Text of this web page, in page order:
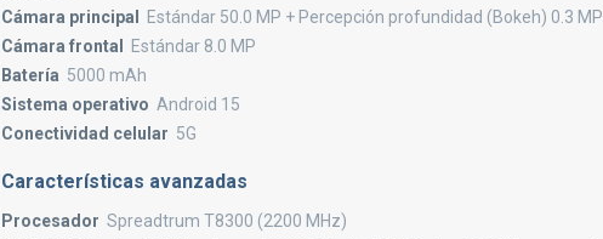
Cámara principal
Estándar 50.0 MP + Percepción profundidad (Bokeh) 0.3 MP
Cámara frontal
Estándar 8.0 MP
Batería 5000 mAh
Sistema operativo Android 15
Conectividad celular 5G
Características avanzadas
Procesador Spreadtrum T8300 (2200 MHz)